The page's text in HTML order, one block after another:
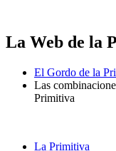
La Web de la
El Gordo de la
Las
Primitiva
La Primitiva